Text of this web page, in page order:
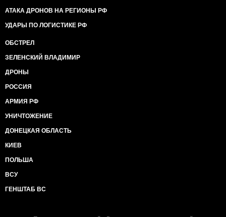
АТАКА ДРОНОВ НА РЕГИОНЫ РФ
УДАРЫ ПО ЛОГИСТИКЕ РФ
ОБСТРЕЛ
ЗЕЛЕНСКИЙ ВЛАДИМИР
ДРОНЫ
РОССИЯ
АРМИЯ РФ
УНИЧТОЖЕНИЕ
ДОНЕЦКАЯ ОБЛАСТЬ
КИЕВ
ПОЛЬША
ВСУ
ГЕНШТАБ ВС